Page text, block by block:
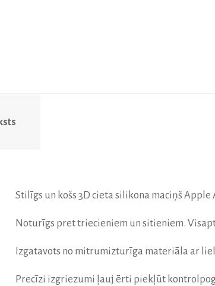
Stilīgs un košs 3D cieta silikona maciņš
Noturīgs pret triecieniem un sitieniem.
Izgatavots no mitrumizturīga materiāla ar
Precīzi izgriezumi ļauj ērti piekļūt